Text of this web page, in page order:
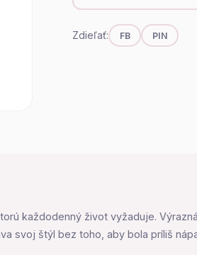
Zdieľať: FB PIN
každodenný život vyžaduje.
svoj štýl bez toho, aby bola príliš